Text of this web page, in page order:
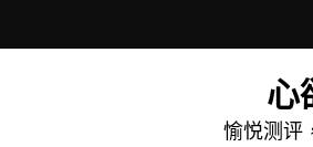
心
愉悦测评